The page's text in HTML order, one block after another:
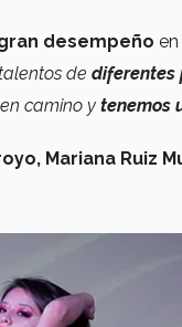
desempeño
de diferentes
camino y tenemos
Mariana Ruiz